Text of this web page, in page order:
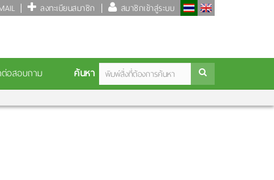
ลงทะเบียนสมาชิก สมาชิกเข้าสู่ระบบ
อสอบถาม ค้นหา